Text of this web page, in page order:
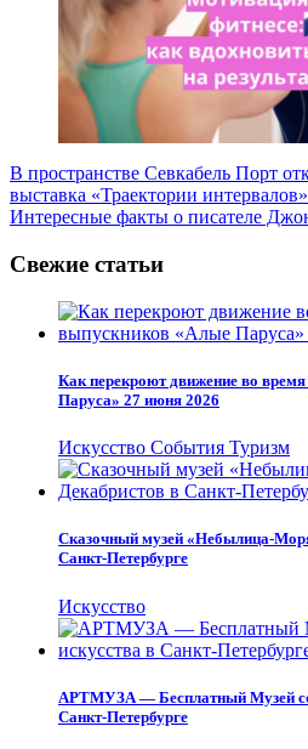
Навигация
по
В пространстве Севкабель Порт
выставка «Траектории
Интересные факты о писателе
Свежие статьи
Как перекроют движение во
Паруса» 27 июня 2026
Искусство События Туризм
Сказочный музей «Небылица-
Санкт-Петербурге
Искусство
АРТМУЗА — Бесплатный Музей
Санкт-Петербурге